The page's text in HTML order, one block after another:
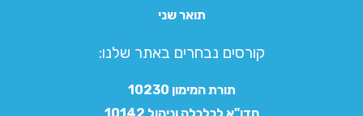
תואר שני
קורסים נבחרים באתר שלנו:​
תורת המימון 10230